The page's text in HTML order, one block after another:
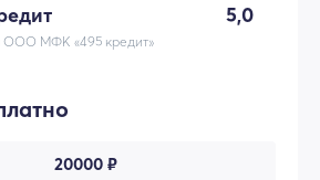
5,0
ООО МФК «495 кредит»
20000 ₽